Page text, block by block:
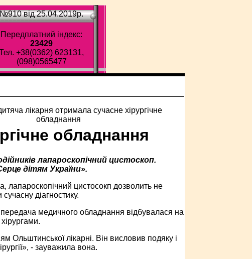
№910 від 25.04.2019p.
Передплатний індекс:
23429
+38(0362) 623131,
(098)0565477
обладнання
лапароскопічний цистоскоп.
дітям України».
лапароскопічний цистосокп дозволить не
діагностику.
передача медичного обладнання відбувалася на
хірургами.
Ольштинської лікарні. Він висловив подяку і
- зауважила вона.